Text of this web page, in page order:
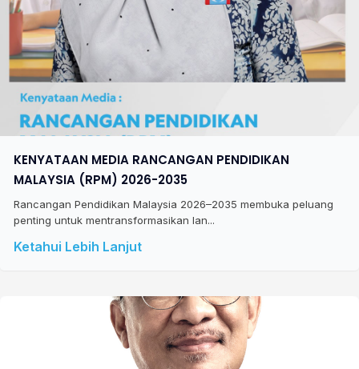
KENYATAAN MEDIA RANCANGAN PENDIDIKAN
MALAYSIA (RPM) 2026-2035
Rancangan Pendidikan Malaysia 2026–2035 membuka peluang
penting untuk mentransformasikan lan...
Ketahui Lebih Lanjut